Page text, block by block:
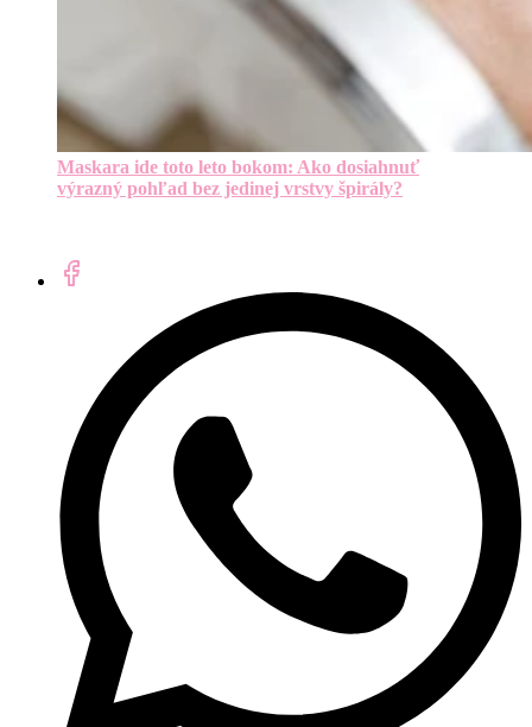
Maskara ide toto leto bokom: Ako dosiahnuť
výrazný pohľad bez jedinej vrstvy špirály?